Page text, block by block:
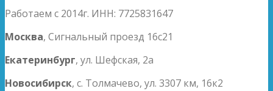
Работаем с 2014г. ИНН: 7725831647
Москва, Сигнальный проезд 16с21
Екатеринбург, ул. Шефская, 2а
Новосибирск, с. Толмачево, ул. 3307 км, 16к2